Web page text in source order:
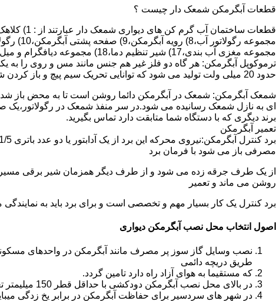
قطعات آبگرمکن شمعک دار چیست ؟
مجموعه مغزی آب بندی،17) شیر تنظیم دما،18) مجموعه دیافگرام و میل سوپاپ آب 19) ترموکوپل و … که ما برای تعمیر آبگرمکن باید به نمایندگی های مجاز همان برند تماس حاصل فرمایید.
ترموکوپل آبگرمکن: هر گاه دو فلز غیر هم جنس مانند مس و روی را به
حدود 20 میلی ولت تولید می شود که توانایی تحریک سیم پیچ و باز کردن شیر مغناطیسی وسایل گاز سوز را در مدت 20 ثانیه دارد.
شمعک آبگرمکن: شمعک در آبگرمکن دائما روشن است تا به محض باز شدن
ای به نازل شمعک رسانیده می شود.در سر منفذ شمعک در رگولاتور،یک
برند دیگری که با دستگاه شما متابقت دارد تماس بگیرید.
تعمیر آبگرمکن
مصرفی باز می شود با فرمان برد
از یک طرف جرقه زده می شود و از طرف دیگر همزمان شیر برقی مسیر
روشن می ماند و تعمیر
برد کنترل یک کار بسیار مهم و تخصصی است و برای برد باید به
اصول انتخاب محل نصب آبگرمکن دیواری
طریق دریچه دائمی
که مستقیما به هوای آزاد راه دارد تامین گردد.
در بالای محل نصب آبگرمکن دودکشی با حداقل قطر 150 میلیمتر تعبیه شده باشد.
در شهر های سردسیر برای حفاظت آبگرمکن در برابر یخ زدگی